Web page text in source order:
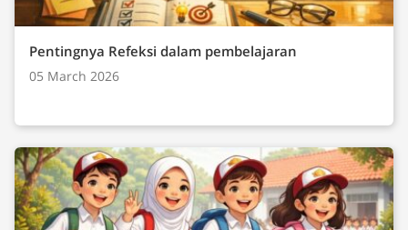
Pentingnya Refeksi dalam pembelajaran
05 March 2026